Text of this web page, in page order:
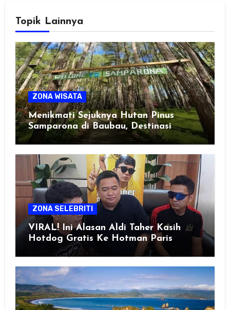
Topik Lainnya
ZONA WISATA
Menikmati Sejuknya Hutan Pinus
Samparona di Baubau, Destinasi
Healing Favorit!
ZONA SELEBRITI
VIRAL! Ini Alasan Aldi Taher Kasih
Hotdog Gratis Ke Hotman Paris